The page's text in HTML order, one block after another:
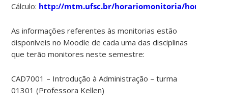
Cálculo: http://mtm.ufsc.br/horariomonitoria/
As informações referentes às monitorias estão
disponíveis no Moodle de cada uma das disciplinas
que terão monitores neste semestre:
CAD7001 – Introdução à Administração – turma
01301 (Professora Kellen)